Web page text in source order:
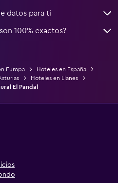
datos para ti
100% exactos?
Europa
Hoteles en España
Hoteles en Llanes
El Pandal